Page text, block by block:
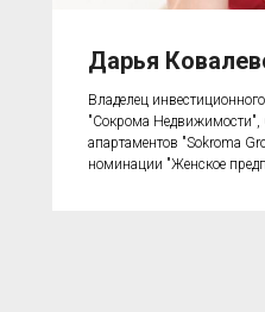
Дарья
Владелец
"Сокрома Недвижимости",
апартаментов "Sokroma
номинации "Женское